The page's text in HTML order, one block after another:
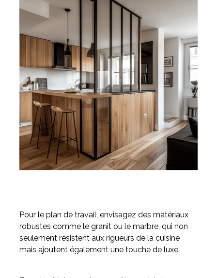
Pour le plan de travail, envisagez des matériaux
robustes comme le granit ou le marbre, qui non
seulement résistent aux rigueurs de la cuisine
mais ajoutent également une touche de luxe.